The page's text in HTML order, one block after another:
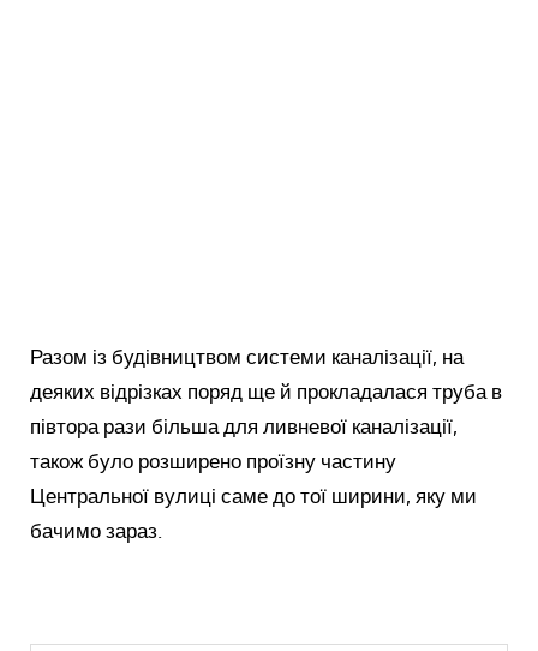
Разом із будівництвом системи каналізації, на
деяких відрізках поряд ще й прокладалася труба в
півтора рази більша для ливневої каналізації,
також було розширено проїзну частину
Центральної вулиці саме до тої ширини, яку ми
бачимо зараз.